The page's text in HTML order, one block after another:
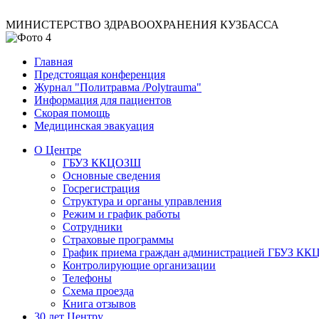
МИНИСТЕРСТВО ЗДРАВООХРАНЕНИЯ КУЗБАССА
Главная
Предстоящая конференция
Журнал "Политравма /Polytrauma"
Информация для пациентов
Скорая помощь
Медицинская эвакуация
О Центре
ГБУЗ ККЦОЗШ
Основные сведения
Госрегистрация
Структура и органы управления
Режим и график работы
Сотрудники
Страховые программы
График приема граждан администрацией ГБУЗ
Контролирующие организации
Телефоны
Схема проезда
Книга отзывов
30 лет Центру